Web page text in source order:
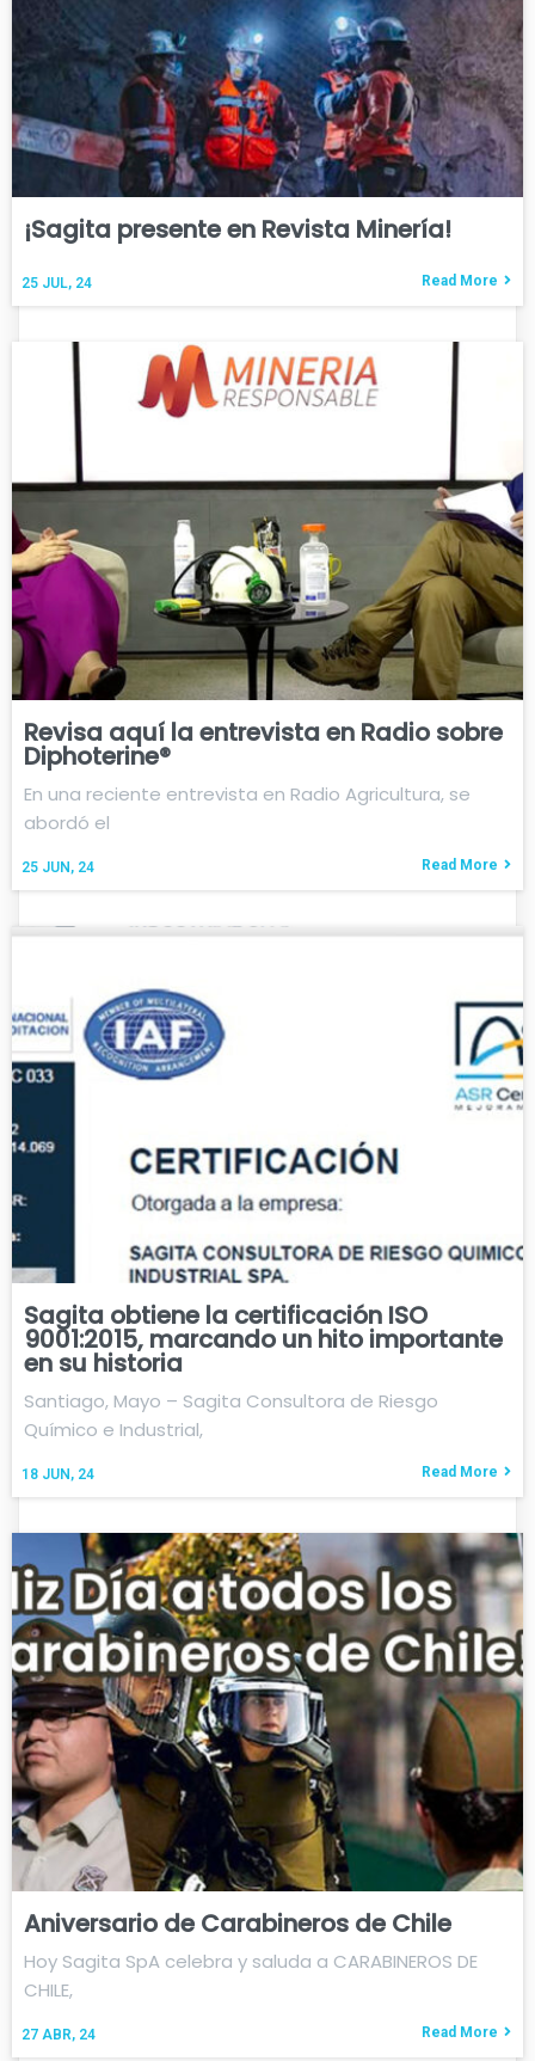
¡Sagita presente en Revista Minería!
25 JUL, 24 Read More
Revisa aquí la entrevista en Radio sobre
Diphoterine®
25 JUN, 24
En una reciente entrevista en Radio Agricultura, se
abordó el
Read More
Sagita obtiene la certificación ISO
9001:2015, marcando un hito importante
en su historia
18 JUN, 24
Santiago, Mayo – Sagita Consultora de Riesgo
Químico e Industrial,
Read More
Aniversario de Carabineros de Chile
27 ABR, 24
Hoy Sagita SpA celebra y saluda a CARABINEROS DE
CHILE,
Read More